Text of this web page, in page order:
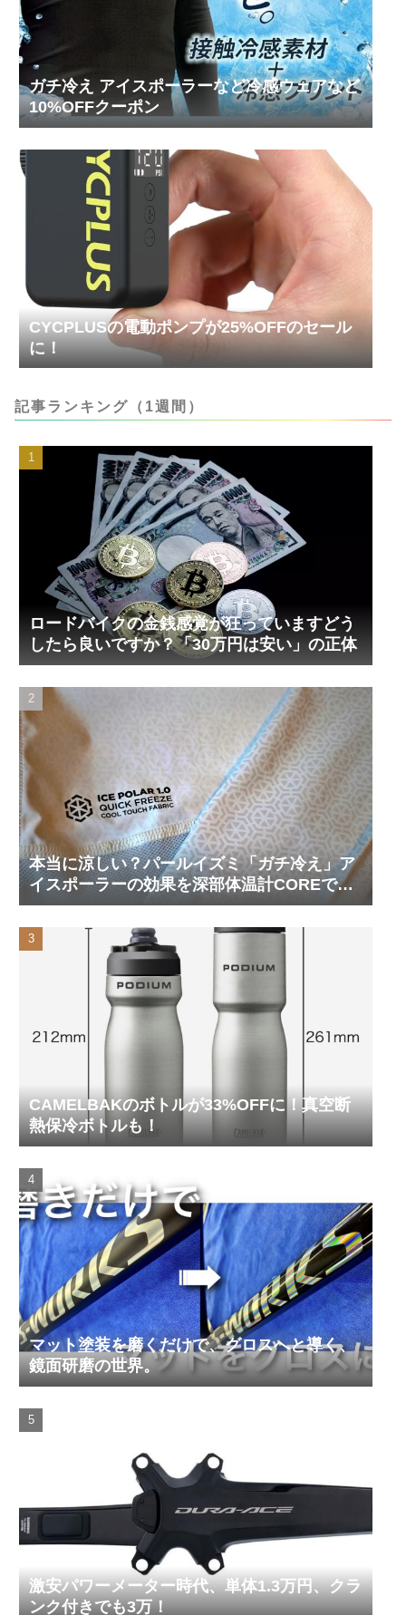
ガチ冷え アイスポーラーなど冷感ウェアなど
10%OFFクーポン
CYCPLUSの電動ポンプが25%OFFのセール
に！
記事ランキング（1週間）
ロードバイクの金銭感覚が狂っていますどう
したら良いですか？「30万円は安い」の正体
本当に涼しい？パールイズミ「ガチ冷え」ア
イスポーラーの効果を深部体温計COREで測
ってみた
CAMELBAKのボトルが33%OFFに！真空断
熱保冷ボトルも！
マット塗装を磨くだけで、グロスへと導く、
鏡面研磨の世界。
激安パワーメーター時代、単体1.3万円、クラ
ンク付きでも3万！